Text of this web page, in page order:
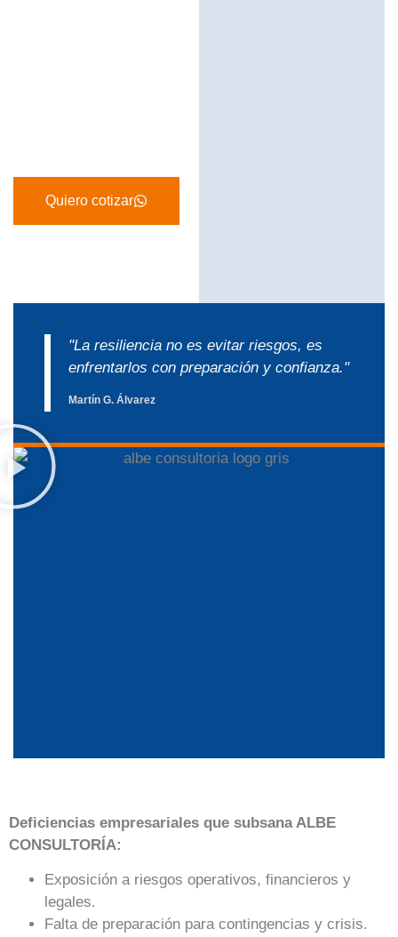
Quiero cotizar
"La resiliencia no es evitar riesgos, es
enfrentarlos con preparación y confianza."
Martín G. Álvarez
Deficiencias empresariales que subsana ALBE
CONSULTORÍA:
Exposición a riesgos operativos, financieros y
legales.
Falta de preparación para contingencias y crisis.